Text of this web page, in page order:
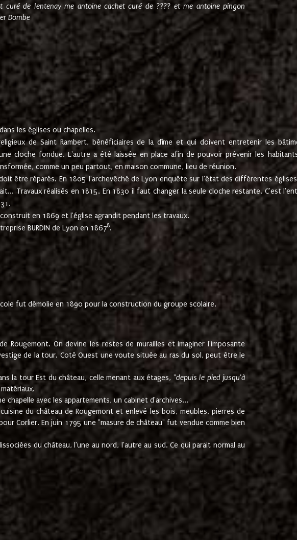
curé de lentenay me antoine cachet curé de ???? et me antoine pingon
Dombe
les églises ou chapelles.
de Saint Rambert, bénéficiaires de la dîme et qui doivent entretenir les
cloche fondue. L'autre a été laissée en place afin de pouvoir prévenir les
comme un peu partout, en maison commune, lieu de réunion.
être réparés. En 1805 l'archevêché de Lyon enquête sur l'état des différentes
Travaux réalisés en 1815. En 1830 il faut changer la seule cloche restante. C'est
en 1869 et l'église agrandit pendant les travaux.
BURDIN de Lyon en 18678.
fut démolie en 1890 pour la construction du groupe scolaire.
Rougemont. On devine les restes de murailles et imaginer l'imposante
de la tour. Coté Ouest une voute située au ras du sol, peut être le
la tour Est du château, celle menant aux étages, "depuis le pied jusqu'à
chapelle avec les appartements, un cabinet d'archives...
du château de Rougemont et enlevé les bois, meubles, pierres de
Corlier. En juin 1795 une "masure de château" fut vendue comme bien
du château, l'une au nord, l'autre au sud. Ce qui parait normal au